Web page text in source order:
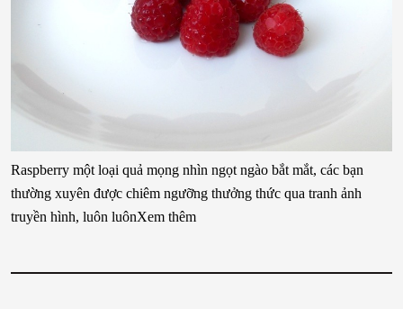
Raspberry một loại quả mọng nhìn ngọt ngào bắt mắt, các bạn
thường xuyên được chiêm ngưỡng thưởng thức qua tranh ảnh
truyền hình, luôn luônXem thêm